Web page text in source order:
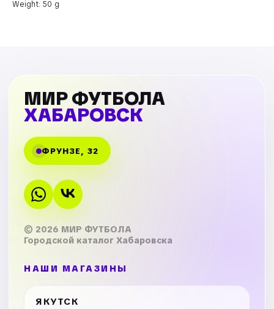
Weight: 50 g
МИР ФУТБОЛА
ХАБАРОВСК
ФРУНЗЕ, 32
© 2026 МИР ФУТБОЛА
Городской каталог Хабаровска
НАШИ МАГАЗИНЫ
ЯКУТСК